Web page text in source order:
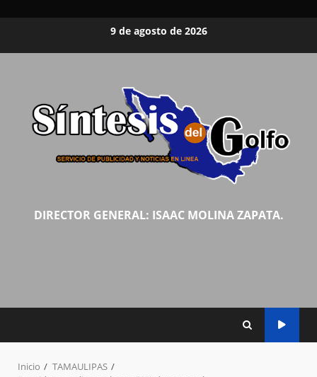
9 de agosto de 2026
DIRECTOR GENERAL: ISAAC MOLINA ZAPATA.
Inicio
TAMAULIPAS